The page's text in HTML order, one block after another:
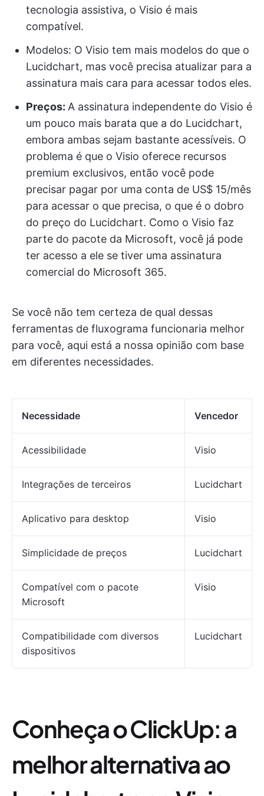
tecnologia assistiva, o Visio é mais
compatível.
Modelos: O Visio tem mais modelos do que o
Lucidchart, mas você precisa atualizar para a
assinatura mais cara para acessar todos eles.
Preços: A assinatura independente do Visio é
um pouco mais barata que a do Lucidchart,
embora ambas sejam bastante acessíveis. O
problema é que o Visio oferece recursos
premium exclusivos, então você pode
precisar pagar por uma conta de US$ 15/mês
para acessar o que precisa, o que é o dobro
do preço do Lucidchart. Como o Visio faz
parte do pacote da Microsoft, você já pode
ter acesso a ele se tiver uma assinatura
comercial do Microsoft 365.
Se você não tem certeza de qual dessas
ferramentas de fluxograma funcionaria melhor
para você, aqui está a nossa opinião com base
em diferentes necessidades.
Necessidade Vencedor
Acessibilidade Visio
Integrações de terceiros Lucidchart
Aplicativo para desktop Visio
Simplicidade de preços Lucidchart
Compatível com o pacote
Microsoft
Visio
Compatibilidade com diversos
dispositivos
Lucidchart
Conheça o ClickUp: a
melhor alternativa ao